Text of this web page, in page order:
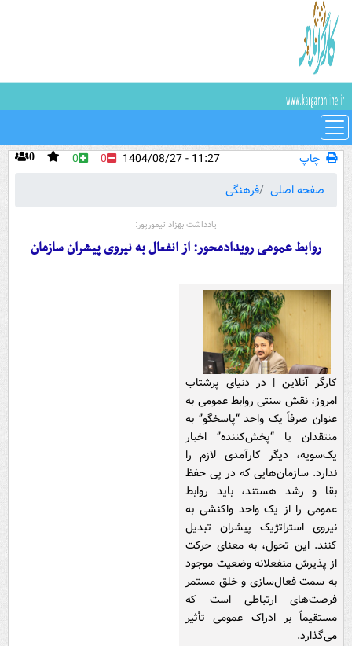
چاپ 0 0 0
11:27 - 1404/08/27
صفحه اصلی
فرهنگی
یادداشت بهزاد تیمورپور:
روابط عمومی رویدادمحور: از انفعال به نیروی پیشران سازمان
کارگر آنلاین | در دنیای پرشتاب
امروز، نقش سنتی روابط عمومی به
عنوان صرفاً یک واحد “پاسخگو” به
منتقدان یا “پخش‌کننده” اخبار
یک‌سویه، دیگر کارآمدی لازم را
ندارد. سازمان‌هایی که در پی حفظ
بقا و رشد هستند، باید روابط
عمومی را از یک واحد واکنشی به
نیروی استراتژیک پیشران تبدیل
کنند. این تحول، به معنای حرکت
از پذیرش منفعلانه وضعیت موجود
به سمت فعال‌سازی و خلق مستمر
فرصت‌های ارتباطی است که
مستقیماً بر ادراک عمومی تأثیر
می‌گذارد.